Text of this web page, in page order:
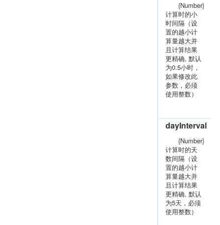
{Number}
计算时的小
时间隔（设
置的越小计
算量越大并
且计算结果
更精确, 默认
为0.5小时，
如果修改此
参数，必须
使用整数）
dayInterval
{Number}
计算时的天
数间隔（设
置的越小计
算量越大并
且计算结果
更精确, 默认
为5天，必须
使用整数）